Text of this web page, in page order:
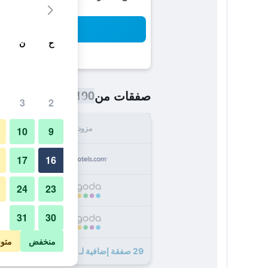
صفقات من190 ﷼
مزود
29 صفقة إضافية لـ هوم أبارتمنت هوتل
ح ن
2
3
9
10
16
17
23
24
30
31
منخفض